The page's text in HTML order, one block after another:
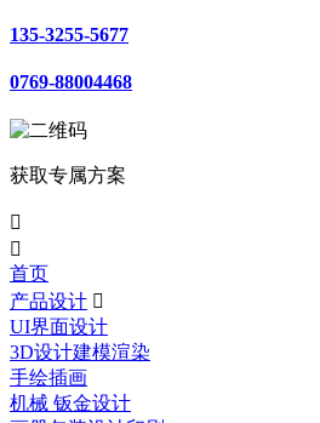
135-3255-5677
0769-88004468
获取专属方案


首页
产品设计 
UI界面设计
3D设计建模渲染
手绘插画
机械 钣金设计